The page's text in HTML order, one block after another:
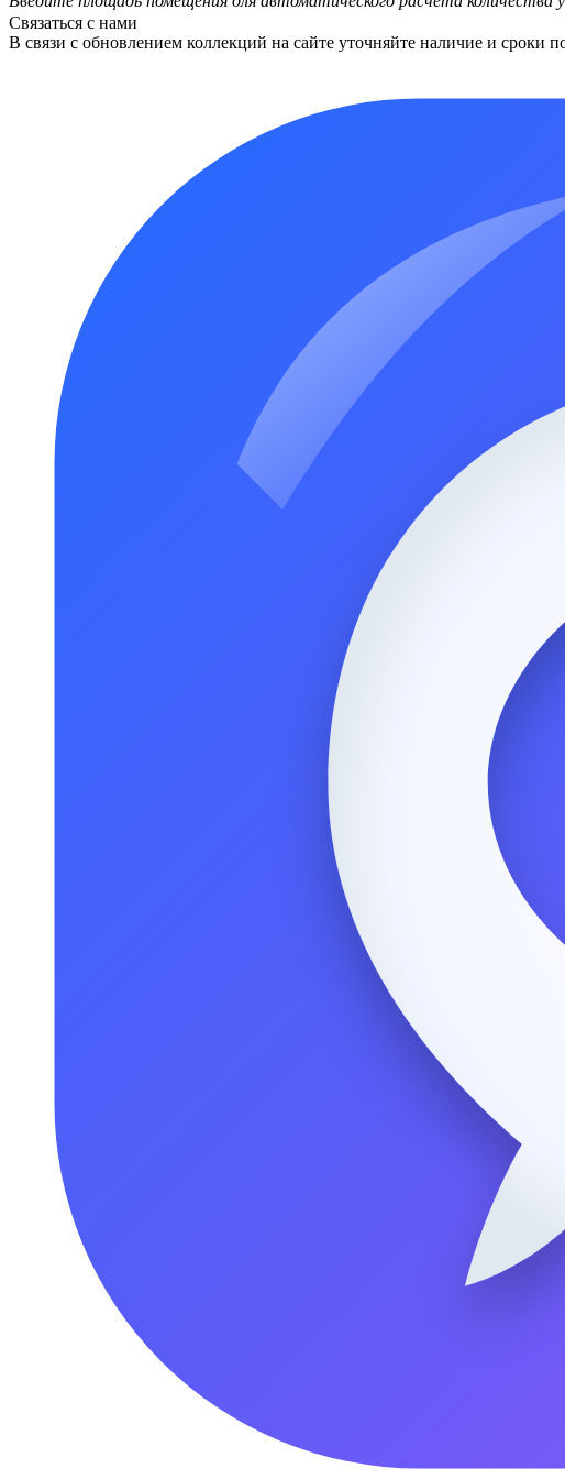
Связаться с нами
В связи с обновлением коллекций на сайте уточняйте наличие и сроки